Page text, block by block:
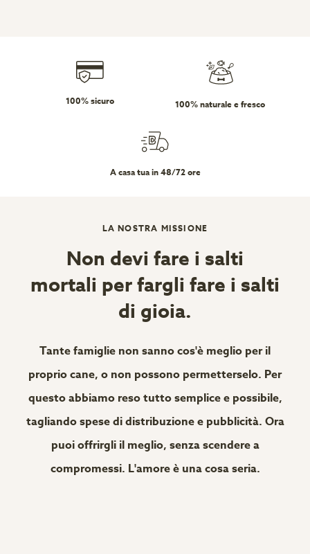
100% sicuro 100% naturale e fresco
A casa tua in 48/72 ore
LA NOSTRA MISSIONE
Non devi fare i salti
mortali per fargli fare i salti
di gioia.
Tante famiglie non sanno cos'è meglio per il
proprio cane, o non possono permetterselo. Per
questo abbiamo reso tutto semplice e possibile,
tagliando spese di distribuzione e pubblicità. Ora
puoi offrirgli il meglio, senza scendere a
compromessi. L'amore è una cosa seria.